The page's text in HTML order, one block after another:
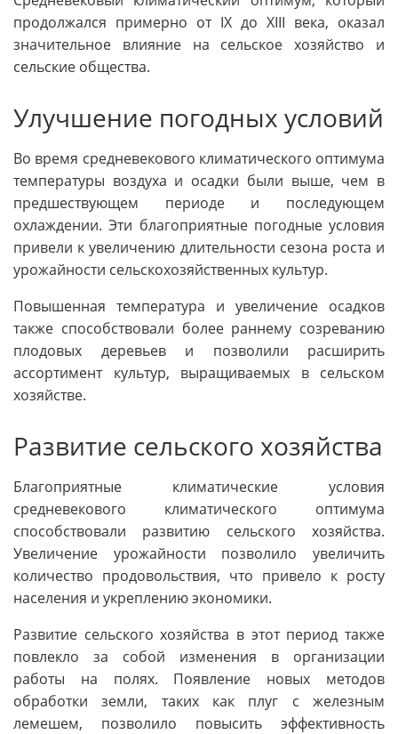
продолжался примерно от IX до XIII века, оказал
значительное влияние на сельское хозяйство и
сельские общества.
Улучшение погодных условий
Во время средневекового климатического оптимума
температуры воздуха и осадки были выше, чем в
предшествующем периоде и последующем
охлаждении. Эти благоприятные погодные условия
привели к увеличению длительности сезона роста и
урожайности сельскохозяйственных культур.
Повышенная температура и увеличение осадков
также способствовали более раннему созреванию
плодовых деревьев и позволили расширить
ассортимент культур, выращиваемых в сельском
хозяйстве.
Развитие сельского хозяйства
Благоприятные климатические условия
средневекового климатического оптимума
способствовали развитию сельского хозяйства.
Увеличение урожайности позволило увеличить
количество продовольствия, что привело к росту
населения и укреплению экономики.
Развитие сельского хозяйства в этот период также
повлекло за собой изменения в организации
работы на полях. Появление новых методов
обработки земли, таких как плуг с железным
лемешем, позволило повысить эффективность